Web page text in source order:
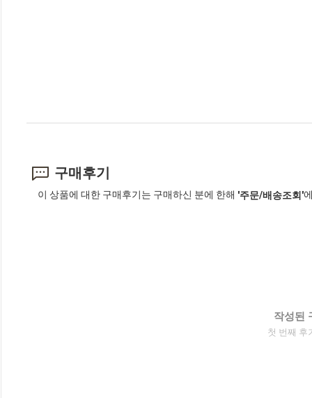
구매후기
이 상품에 대한 구매후기는 구매하신 분에 한해 '주문/배송조회'
작성된
첫 번째 후